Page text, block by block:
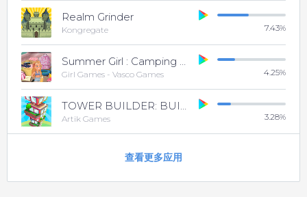
7.43%
Realm Grinder
Kongregate
4.25%
Girl Games - Vasco Games
3.28%
Artik Games
查看更多应用